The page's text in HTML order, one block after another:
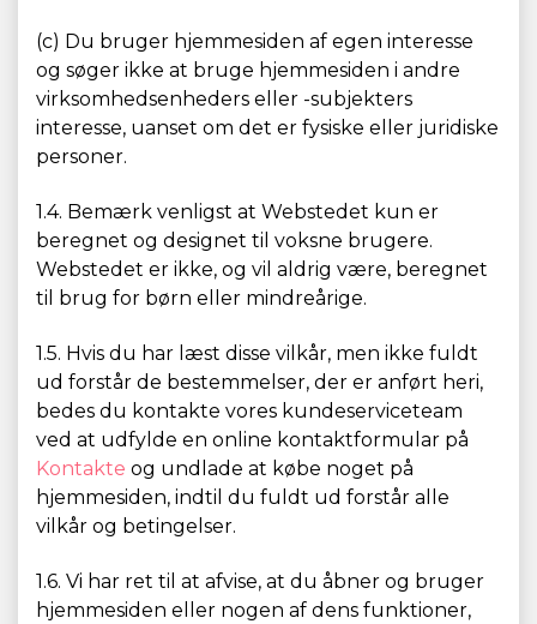
(c) Du bruger hjemmesiden af egen interesse
og søger ikke at bruge hjemmesiden i andre
virksomhedsenheders eller -subjekters
interesse, uanset om det er fysiske eller juridiske
personer.
1.4. Bemærk venligst at Webstedet kun er
beregnet og designet til voksne brugere.
Webstedet er ikke, og vil aldrig være, beregnet
til brug for børn eller mindreårige.
1.5. Hvis du har læst disse vilkår, men ikke fuldt
ud forstår de bestemmelser, der er anført heri,
bedes du kontakte vores kundeserviceteam
ved at udfylde en online kontaktformular på
Kontakte og undlade at købe noget på
hjemmesiden, indtil du fuldt ud forstår alle
vilkår og betingelser.
1.6. Vi har ret til at afvise, at du åbner og bruger
hjemmesiden eller nogen af dens funktioner,